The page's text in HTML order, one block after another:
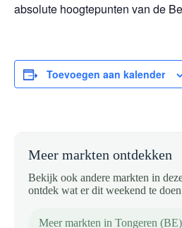
absolute hoogtepunten van de
Toevoegen aan kalender
Meer markten ontdekken
Bekijk ook andere markten in
ontdek wat er dit weekend te
Meer markten in Tongeren (BE)